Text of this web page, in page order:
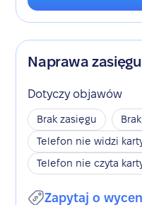
Naprawa zasięgu
Dotyczy objawów
Brak zasięgu
Telefon nie widzi
Telefon nie czyta
Zapytaj o